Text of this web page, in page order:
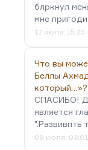
блркнул
мне
12 июля, 15:25
Что вы
Беллы
который…»?
СПАСИБО!
является
".Развивпть
09 июля, 03:01